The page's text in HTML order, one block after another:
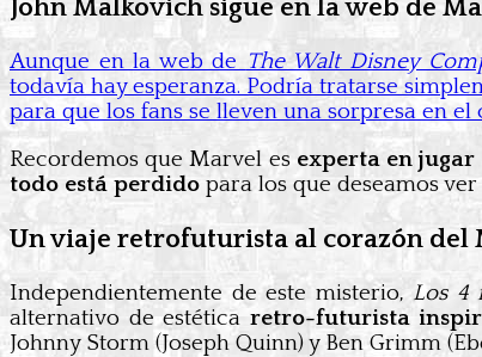
John Malkovich sigue en la web de
Aunque en la web de The Walt Disney
todavía hay esperanza. Podría tratarse
para que los fans se lleven una sorpresa en el
Recordemos que Marvel es experta en jugar
todo está perdido para los que deseamos
Un viaje retrofuturista al corazón del
Independientemente de este misterio,Los 4
alternativo de estética retro-futurista
Johnny Storm (Joseph Quinn) y Ben Grimm